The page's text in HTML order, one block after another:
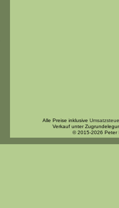
Alle Preise inklusive
Verkauf unter
© 2015-2026 Peter